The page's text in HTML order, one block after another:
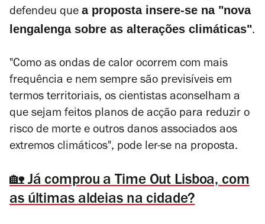
defendeu que a proposta insere-se na "nova
lengalenga sobre as alterações climáticas".
"Como as ondas de calor ocorrem com mais
frequência e nem sempre são previsíveis em
termos territoriais, os cientistas aconselham a
que sejam feitos planos de acção para reduzir o
risco de morte e outros danos associados aos
extremos climáticos", pode ler-se na proposta.
🏡 Já comprou a Time Out Lisboa, com
as últimas aldeias na cidade?